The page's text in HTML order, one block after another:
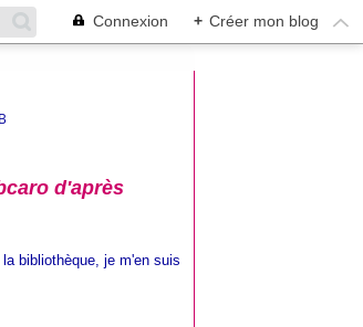
Connexion + Créer mon blog
d'après
bibliothèque, je m'en suis